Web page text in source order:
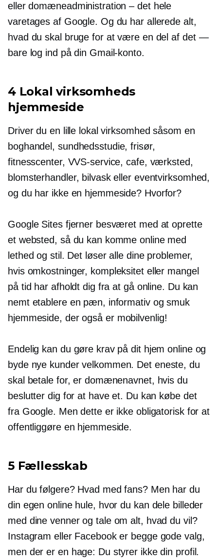
eller domæneadministration – det hele
varetages af Google. Og du har allerede alt,
hvad du skal bruge for at være en del af det —
bare log ind på din Gmail-konto.
4 Lokal virksomheds
hjemmeside
Driver du en lille lokal virksomhed såsom en
boghandel, sundhedsstudie, frisør,
fitnesscenter, VVS-service, cafe, værksted,
blomsterhandler, bilvask eller eventvirksomhed,
og du har ikke en hjemmeside? Hvorfor?
Google Sites fjerner besværet med at oprette
et websted, så du kan komme online med
lethed og stil. Det løser alle dine problemer,
hvis omkostninger, kompleksitet eller mangel
på tid har afholdt dig fra at gå online. Du kan
nemt etablere en pæn, informativ og smuk
hjemmeside, der også er mobilvenlig!
Endelig kan du gøre krav på dit hjem online og
byde nye kunder velkommen. Det eneste, du
skal betale for, er domænenavnet, hvis du
beslutter dig for at have et. Du kan købe det
fra Google. Men dette er ikke obligatorisk for at
offentliggøre en hjemmeside.
5 Fællesskab
Har du følgere? Hvad med fans? Men har du
din egen online hule, hvor du kan dele billeder
med dine venner og tale om alt, hvad du vil?
Instagram eller Facebook er begge gode valg,
men der er en hage: Du styrer ikke din profil.